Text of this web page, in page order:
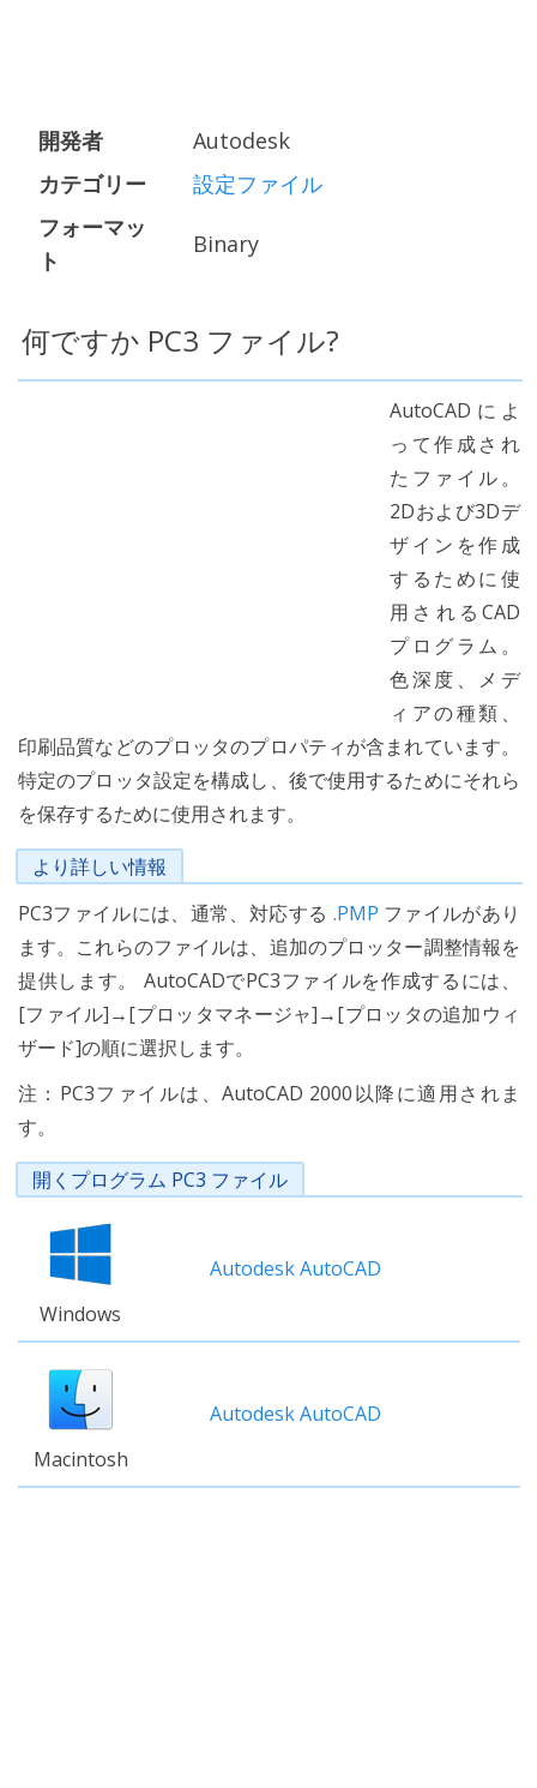
開発者
Autodesk
カテゴリー
設定ファイル
フォーマッ
ト
Binary
何ですか PC3 ファイル?
AutoCADによ
って作成され
たファイル。
2Dおよび3Dデ
ザインを作成
するために使
用されるCAD
プログラム。
色深度、メデ
ィアの種類、
印刷品質などのプロッタのプロパティが含まれています。
特定のプロッタ設定を構成し、後で使用するためにそれら
を保存するために使用されます。
より詳しい情報
PC3ファイルには、通常、対応する .PMP ファイルがあり
ます。これらのファイルは、追加のプロッター調整情報を
提供します。 AutoCADでPC3ファイルを作成するには、
[ファイル]→[プロッタマネージャ]→[プロッタの追加ウィ
ザード]の順に選択します。
注：PC3ファイルは、AutoCAD 2000以降に適用されま
す。
開くプログラム PC3 ファイル
Windows
Autodesk AutoCAD
Macintosh
Autodesk AutoCAD